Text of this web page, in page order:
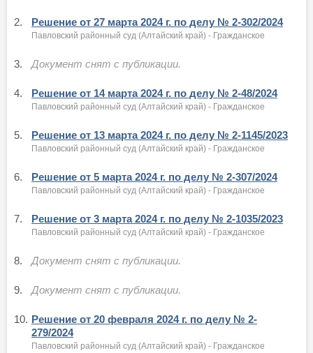
2. Решение от 27 марта 2024 г. по делу № 2-302/2024
Павловский районный суд (Алтайский край) - Гражданское
3. Документ снят с публикации.
4. Решение от 14 марта 2024 г. по делу № 2-48/2024
Павловский районный суд (Алтайский край) - Гражданское
5. Решение от 13 марта 2024 г. по делу № 2-1145/2023
Павловский районный суд (Алтайский край) - Гражданское
6. Решение от 5 марта 2024 г. по делу № 2-307/2024
Павловский районный суд (Алтайский край) - Гражданское
7. Решение от 3 марта 2024 г. по делу № 2-1035/2023
Павловский районный суд (Алтайский край) - Гражданское
8. Документ снят с публикации.
9. Документ снят с публикации.
10. Решение от 20 февраля 2024 г. по делу № 2-
279/2024
Павловский районный суд (Алтайский край) - Гражданское